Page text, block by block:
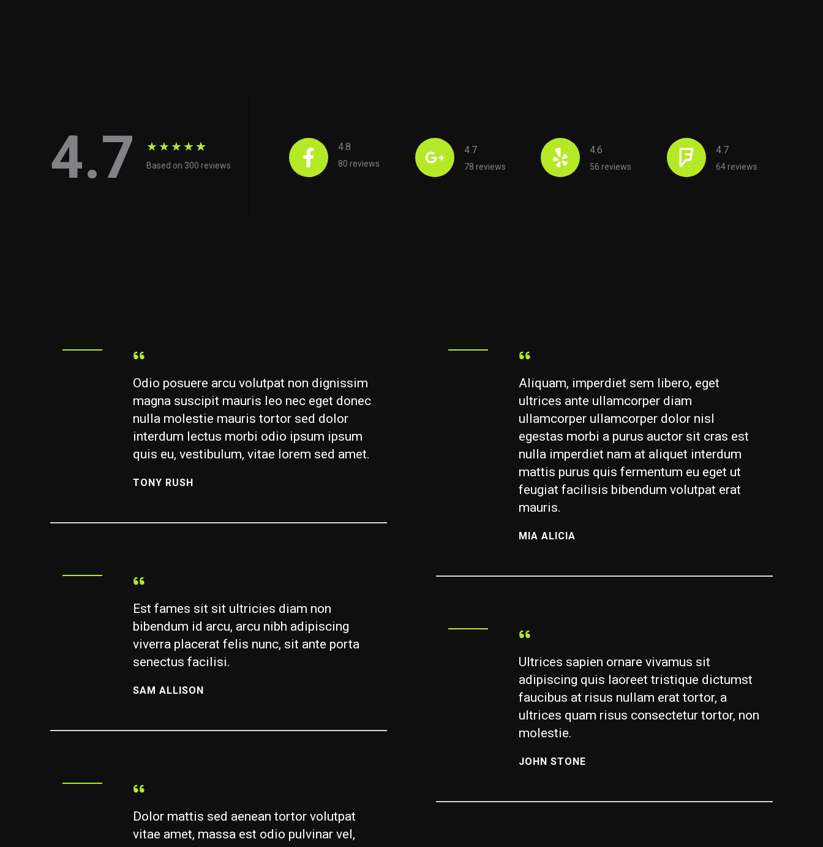
4.7 Based on 300 reviews
★★★★★ 4.8
80 reviews
4.7
78 reviews
4.6
56 reviews
4.7
64 reviews
Odio posuere arcu volutpat non dignissim
magna suscipit mauris leo nec eget donec
nulla molestie mauris tortor sed dolor
interdum lectus morbi odio ipsum ipsum
quis eu, vestibulum, vitae lorem sed amet.
TONY RUSH
Est fames sit sit ultricies diam non
bibendum id arcu, arcu nibh adipiscing
viverra placerat felis nunc, sit ante porta
senectus facilisi.
SAM ALLISON
Dolor mattis sed aenean tortor volutpat
vitae amet, massa est odio pulvinar vel,
Aliquam, imperdiet sem libero, eget
ultrices ante ullamcorper diam
ullamcorper ullamcorper dolor nisl
egestas morbi a purus auctor sit cras est
nulla imperdiet nam at aliquet interdum
mattis purus quis fermentum eu eget ut
feugiat facilisis bibendum volutpat erat
mauris.
MIA ALICIA
Ultrices sapien ornare vivamus sit
adipiscing quis laoreet tristique dictumst
faucibus at risus nullam erat tortor, a
ultrices quam risus consectetur tortor, non
molestie.
JOHN STONE